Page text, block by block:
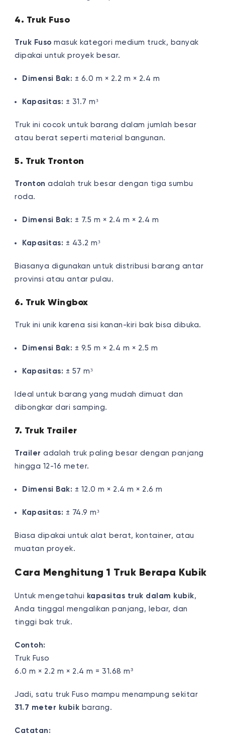
4. Truk Fuso
Truk Fuso masuk kategori medium truck, banyak
dipakai untuk proyek besar.
Dimensi Bak: ± 6.0 m × 2.2 m × 2.4 m
Kapasitas: ± 31.7 m³
Truk ini cocok untuk barang dalam jumlah besar
atau berat seperti material bangunan.
5. Truk Tronton
Tronton adalah truk besar dengan tiga sumbu
roda.
Dimensi Bak: ± 7.5 m × 2.4 m × 2.4 m
Kapasitas: ± 43.2 m³
Biasanya digunakan untuk distribusi barang antar
provinsi atau antar pulau.
6. Truk Wingbox
Truk ini unik karena sisi kanan-kiri bak bisa dibuka.
Dimensi Bak: ± 9.5 m × 2.4 m × 2.5 m
Kapasitas: ± 57 m³
Ideal untuk barang yang mudah dimuat dan
dibongkar dari samping.
7. Truk Trailer
Trailer adalah truk paling besar dengan panjang
hingga 12-16 meter.
Dimensi Bak: ± 12.0 m × 2.4 m × 2.6 m
Kapasitas: ± 74.9 m³
Biasa dipakai untuk alat berat, kontainer, atau
muatan proyek.
Cara Menghitung 1 Truk Berapa Kubik
Untuk mengetahui kapasitas truk dalam kubik,
Anda tinggal mengalikan panjang, lebar, dan
tinggi bak truk.
Contoh:
Truk Fuso
6.0 m × 2.2 m × 2.4 m = 31.68 m³
Jadi, satu truk Fuso mampu menampung sekitar
31.7 meter kubik barang.
Catatan: